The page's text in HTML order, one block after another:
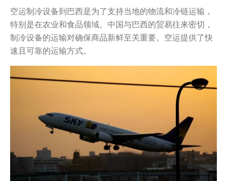
空运制冷设备到巴西是为了支持当地的物流和冷链运输，
特别是在农业和食品领域。中国与巴西的贸易往来密切，
制冷设备的运输对确保商品新鲜至关重要。空运提供了快
速且可靠的运输方式。